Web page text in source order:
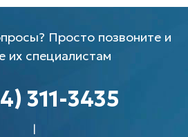
Просто позвоните и
их специалистам
311-3435